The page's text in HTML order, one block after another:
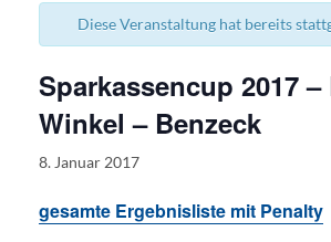
Diese Veranstaltung hat bereits
Sparkassencup 2017
Winkel – Benzeck
8. Januar 2017
gesamte Ergebnisliste mit Penalty